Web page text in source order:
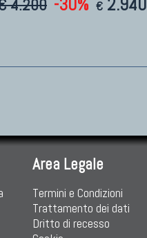
4.200 €
Area Legale
Termini e Condizioni
Trattamento dei dati
Dritto di recesso